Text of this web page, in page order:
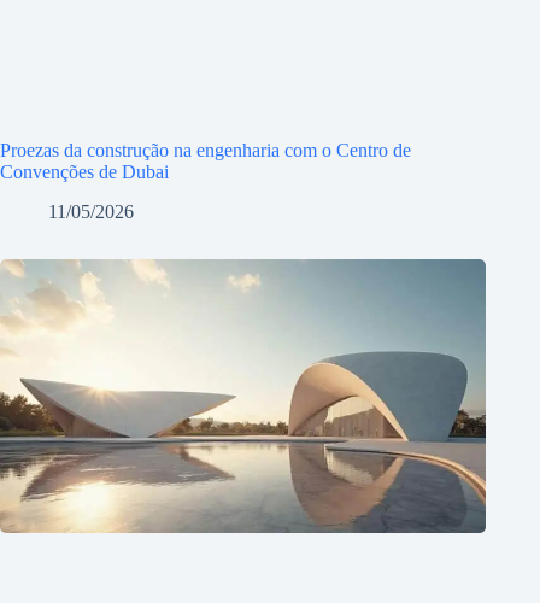
Proezas da construção na engenharia com o Centro de
Convenções de Dubai
11/05/2026